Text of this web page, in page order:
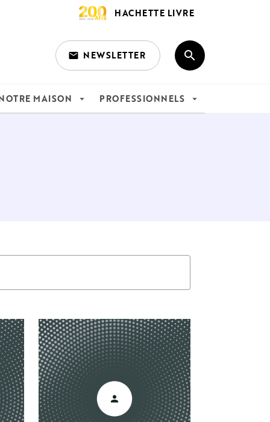
HACHETTE LIVRE
email NEWSLETTER search
MAISON arrow_drop_down PROFESSIONNELS arrow_drop_down